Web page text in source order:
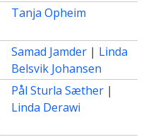
Tanja Opheim
Samad Jamder | Linda
Belsvik Johansen
Pål Sturla Sæther |
Linda Derawi